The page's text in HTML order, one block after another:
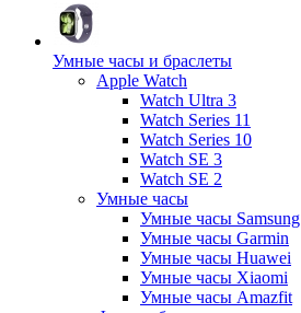
Умные часы и браслеты
Apple Watch
Watch Ultra 3
Watch Series 11
Watch Series 10
Watch SE 3
Watch SE 2
Умные часы
Умные часы Samsung
Умные часы Garmin
Умные часы Huawei
Умные часы Xiaomi
Умные часы Amazfit